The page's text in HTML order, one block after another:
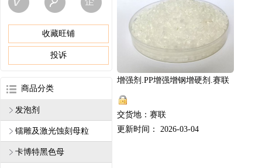
收藏旺铺
投诉
商品分类
发泡剂
镭雕及激光蚀刻母粒
卡博特黑色母
增强剂.PP增强增钢增硬剂.赛联
交货地：赛联
更新时间： 2026-03-04